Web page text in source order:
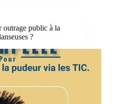
outrage public à la
?